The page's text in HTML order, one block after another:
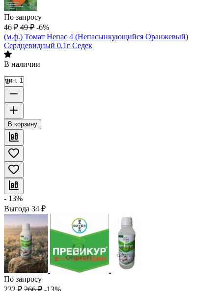
По запросу
46 ₽ 49 ₽ -6%
(м.ф.) Томат Непас 4 (Непасынкующийся Оранжевый)
Сердцевидный 0,1г Седек
В наличии
мин. 1
В корзину
- 13%
Выгода 34 ₽
По запросу
232 ₽ 266 ₽ -13%